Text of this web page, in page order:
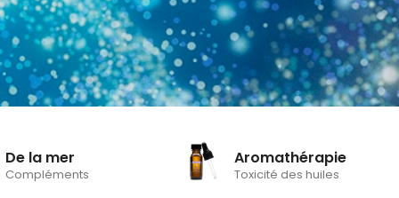
De la mer
Compléments
Aromathérapie
Toxicité des huiles